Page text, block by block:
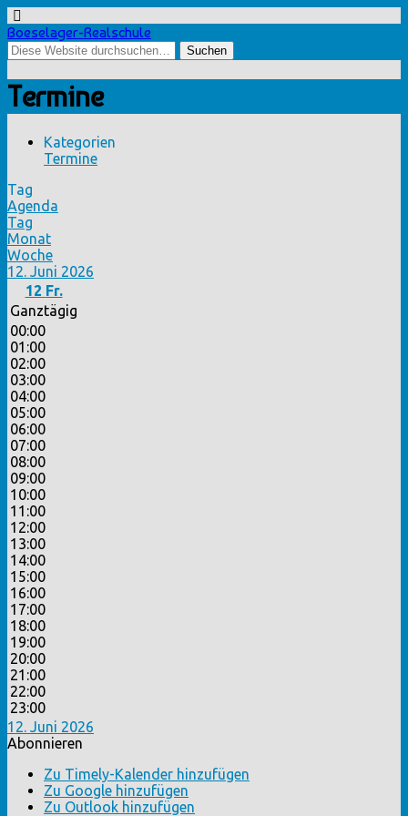
Boeselager-Realschule
Termine
Kategorien
Termine
Tag
Agenda
Tag
Monat
Woche
12. Juni 2026
12 Fr.
Ganztägig
00:00
01:00
02:00
03:00
04:00
05:00
06:00
07:00
08:00
09:00
10:00
11:00
12:00
13:00
14:00
15:00
16:00
17:00
18:00
19:00
20:00
21:00
22:00
23:00
12. Juni 2026
Abonnieren
Zu Timely-Kalender hinzufügen
Zu Google hinzufügen
Zu Outlook hinzufügen